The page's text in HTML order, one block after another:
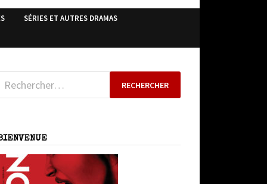
SÉRIES ET AUTRES DRAMAS
: